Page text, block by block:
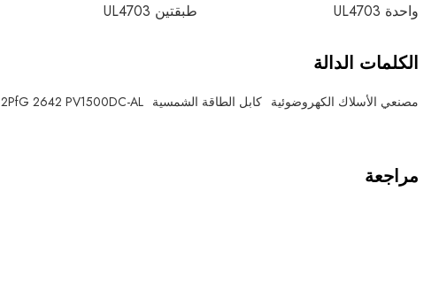
واحدة UL4703
طبقتين UL4703
الكلمات الدالة
مصنعي الأسلاك الكهروضوئية كابل الطاقة الشمسية 2PfG 2642 PV1500DC-AL
مراجعة